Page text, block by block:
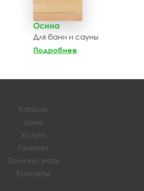
Осина
Для бани и сауны
Подробнее
Каталог
Цены
Услуги
Галерея
Полезно знать
Контакты